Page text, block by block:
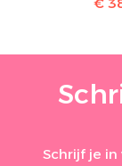
Schrijf je